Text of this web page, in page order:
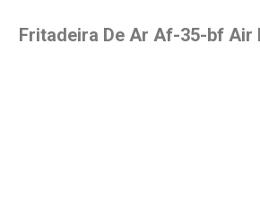
Fritadeira De Ar Af-35-bf Air